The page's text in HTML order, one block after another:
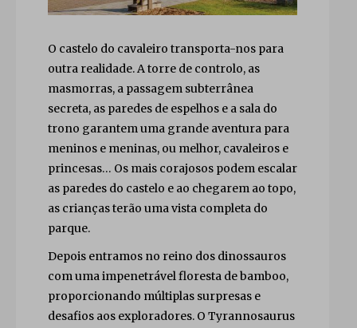
O castelo do cavaleiro transporta-nos para
outra realidade. A torre de controlo, as
masmorras, a passagem subterrânea
secreta, as paredes de espelhos e a sala do
trono garantem uma grande aventura para
meninos e meninas, ou melhor, cavaleiros e
princesas… Os mais corajosos podem escalar
as paredes do castelo e ao chegarem ao topo,
as crianças terão uma vista completa do
parque.
Depois entramos no reino dos dinossauros
com uma impenetrável floresta de bamboo,
proporcionando múltiplas surpresas e
desafios aos exploradores. O Tyrannosaurus